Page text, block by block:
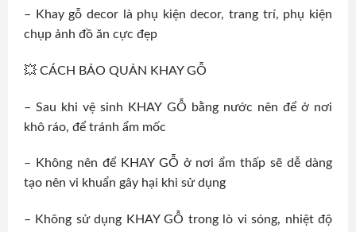
– Khay gỗ decor là phụ kiện decor, trang trí, phụ kiện
chụp ảnh đồ ăn cực đẹp
💥 CÁCH BẢO QUẢN KHAY GỖ
– Sau khi vệ sinh KHAY GỖ bằng nước nên để ở nơi
khô ráo, để tránh ẩm mốc
– Không nên để KHAY GỖ ở nơi ẩm thấp sẽ dễ dàng
tạo nên vi khuẩn gây hại khi sử dụng
– Không sử dụng KHAY GỖ trong lò vi sóng, nhiệt độ